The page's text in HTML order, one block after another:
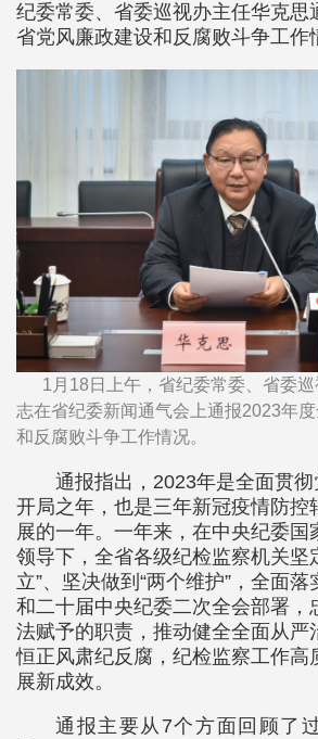
纪委常委、省委巡视办主任华克思
省党风廉政建设和反腐败斗争工作
1月18日上午，省纪委常委、省委巡
志在省纪委新闻通气会上通报2023年
和反腐败斗争工作情况。
通报指出，2023年是全面贯
开局之年，也是三年新冠疫情防控
展的一年。一年来，在中央纪委国
领导下，全省各级纪检监察机关坚
立”、坚决做到“两个维护”，全面
和二十届中央纪委二次全会部署，
法赋予的职责，推动健全全面从严
恒正风肃纪反腐，纪检监察工作高
展新成效。
通报主要从7个方面回顾了